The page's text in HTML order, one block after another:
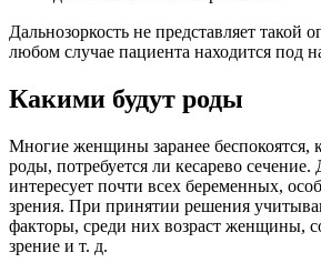
Дальнозоркость не представляет такой
любом случае пациента находится под
Какими будут роды
Многие женщины заранее беспокоятся,
роды, потребуется ли кесарево
интересует почти всех беременных,
зрения. При принятии решения
факторы, среди них возраст женщины,
зрение и т. д.